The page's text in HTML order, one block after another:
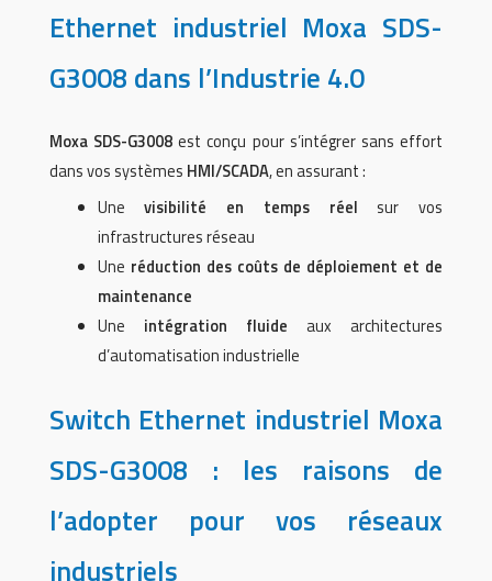
Ethernet industriel Moxa SDS-
G3008 dans l’Industrie 4.0
Moxa SDS-G3008 est conçu pour s’intégrer sans effort
dans vos systèmes HMI/SCADA, en assurant :
Unevisibilité en temps réel sur vos
infrastructures réseau
Une réduction des coûts de déploiement et de
maintenance
Une intégration fluide aux architectures
d’automatisation industrielle
Switch Ethernet industriel Moxa
SDS-G3008 : les raisons de
l’adopter pour vos réseaux
industriels